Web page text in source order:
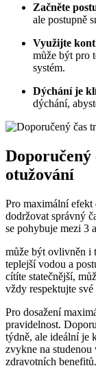
Začněte
ale postupně
Využijte
může být pro
systém.
Dýchání je
dýchání,
Doporučený
otužování
Pro maximální efekt
dodržovat správný
se pohybuje mezi 3
může být ovlivněn i
teplejší vodou a
cítíte statečnější,
vždy respektujte
Pro dosažení
pravidelnost.
týdně, ale ideální je
zvykne na studenou
zdravotních benefitů.